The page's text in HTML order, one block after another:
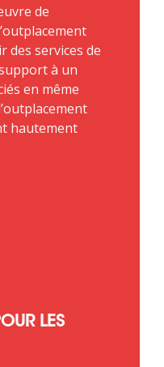
de
des services de
à un
en même
hautement
LES